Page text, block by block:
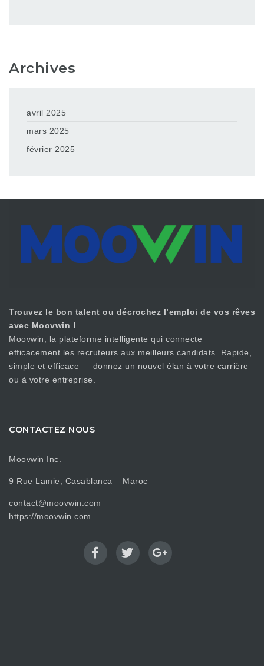
Archives
avril 2025
mars 2025
février 2025
Trouvez le bon talent ou décrochez l’emploi de vos rêves
avec Moovwin !
Moovwin, la plateforme intelligente qui connecte
efficacement les recruteurs aux meilleurs candidats. Rapide,
simple et efficace — donnez un nouvel élan à votre carrière
ou à votre entreprise.
CONTACTEZ NOUS
Moovwin Inc.
9 Rue Lamie, Casablanca – Maroc
contact@moovwin.com
https://moovwin.com